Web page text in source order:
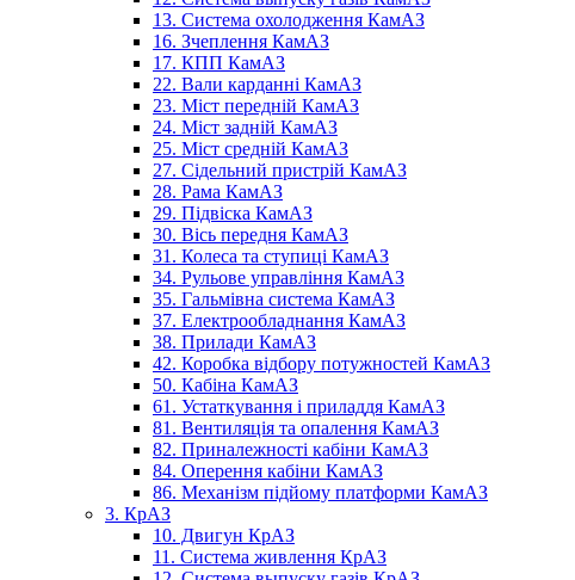
13. Система охолодження КамАЗ
16. Зчеплення КамАЗ
17. КПП КамАЗ
22. Вали карданні КамАЗ
23. Міст передній КамАЗ
24. Міст задній КамАЗ
25. Міст средній КамАЗ
27. Сідельний пристрій КамАЗ
28. Рама КамАЗ
29. Підвіска КамАЗ
30. Вісь передня КамАЗ
31. Колеса та ступиці КамАЗ
34. Рульове управління КамАЗ
35. Гальмівна система КамАЗ
37. Електрообладнання КамАЗ
38. Прилади КамАЗ
42. Коробка відбору потужностей КамАЗ
50. Кабіна КамАЗ
61. Устаткування і приладдя КамАЗ
81. Вентиляція та опалення КамАЗ
82. Приналежності кабіни КамАЗ
84. Оперення кабіни КамАЗ
86. Механізм підйому платформи КамАЗ
3. КрАЗ
10. Двигун КрАЗ
11. Система живлення КрАЗ